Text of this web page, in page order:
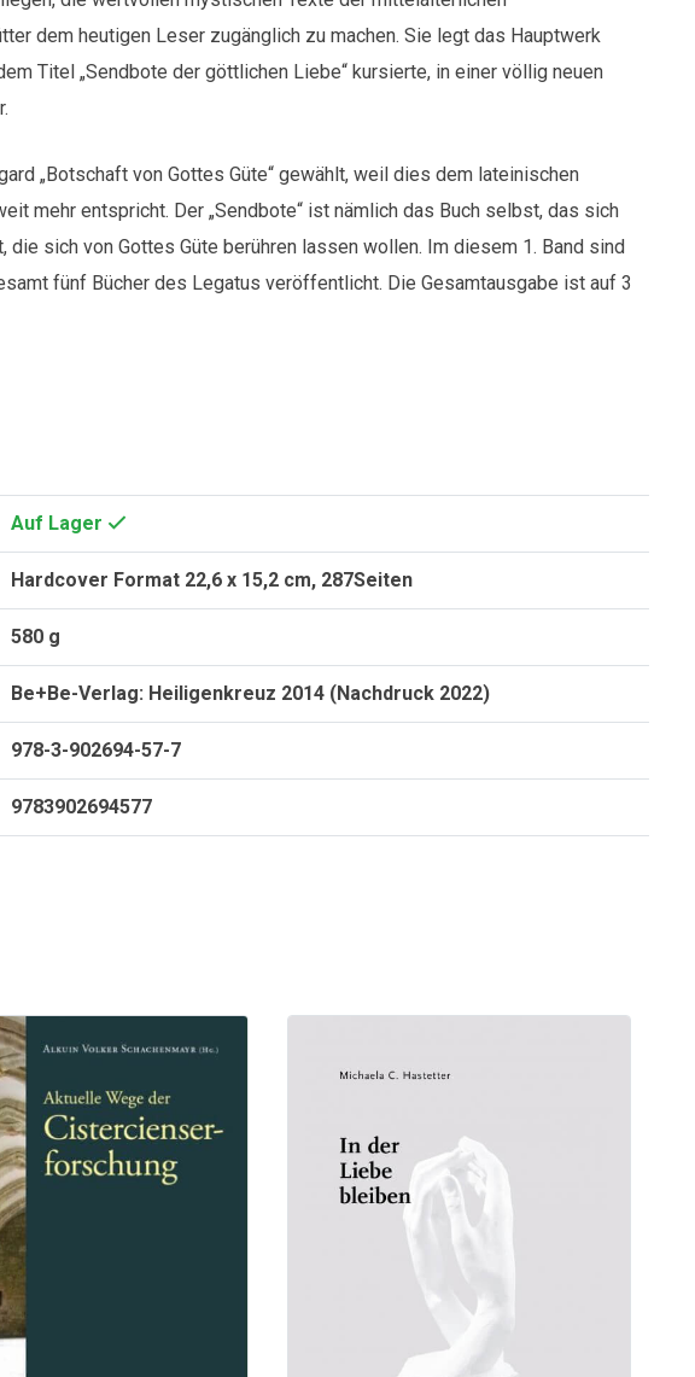
dem heutigen Leser zugänglich zu machen. Sie legt das Hauptwerk
Titel „Sendbote der göttlichen Liebe“ kursierte, in einer völlig neuen
„Botschaft von Gottes Güte“ gewählt, weil dies dem lateinischen
mehr entspricht. Der „Sendbote“ ist nämlich das Buch selbst, das sich
sich von Gottes Güte berühren lassen wollen. Im diesem 1. Band sind
fünf Bücher des Legatus veröffentlicht. Die Gesamtausgabe ist auf 3
Auf Lager
Hardcover Format 22,6 x 15,2 cm, 287Seiten
580 g
Be+Be-Verlag: Heiligenkreuz 2014 (Nachdruck 2022)
978-3-902694-57-7
9783902694577